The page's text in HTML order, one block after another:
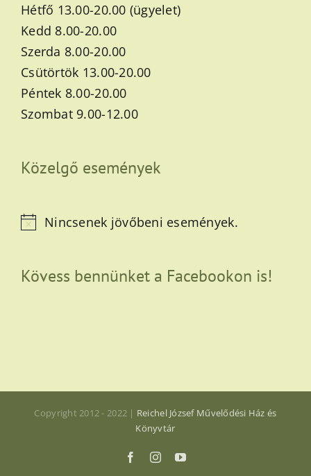
Hétfő 13.00-20.00 (ügyelet)
Kedd 8.00-20.00
Szerda 8.00-20.00
Csütörtök 13.00-20.00
Péntek 8.00-20.00
Szombat 9.00-12.00
Közelgő események
Notice
Nincsenek jövőbeni események.
Kövess bennünket a Facebookon is!
Copyright 2012 - 2022 | Reichel József Művelődési Ház és
Könyvtár
FacebookInstagramYouTube